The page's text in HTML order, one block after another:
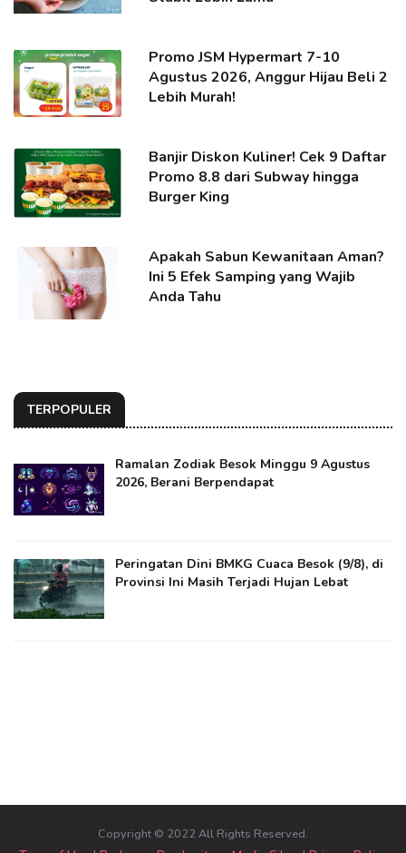
Promo JSM Hypermart 7-10
Agustus 2026, Anggur Hijau Beli 2
Lebih Murah!
Banjir Diskon Kuliner! Cek 9 Daftar
Promo 8.8 dari Subway hingga
Burger King
Apakah Sabun Kewanitaan Aman?
Ini 5 Efek Samping yang Wajib
Anda Tahu
TERPOPULER
Ramalan Zodiak Besok Minggu 9 Agustus
2026, Berani Berpendapat
Peringatan Dini BMKG Cuaca Besok (9/8), di
Provinsi Ini Masih Terjadi Hujan Lebat
Copyright © 2022 All Rights Reserved.